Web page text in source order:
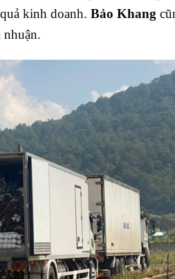
kinh doanh. Bảo Khang